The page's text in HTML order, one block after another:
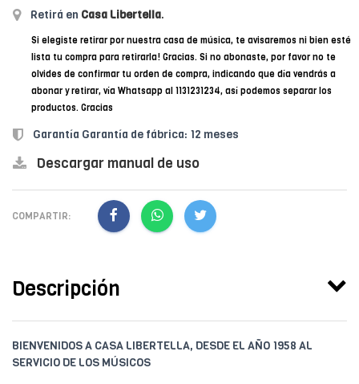
Retirá en Casa Libertella.
Si elegiste retirar por nuestra casa de música, te avisaremos ni bien esté
lista tu compra para retirarla! Gracias. Si no abonaste, por favor no te
olvides de confirmar tu orden de compra, indicando que día vendrás a
abonar y retirar, vía Whatsapp al 1131231234, así podemos separar los
productos. Gracias
Garantía Garantía de fábrica: 12 meses
Descargar manual de uso
COMPARTIR:
Descripción
BIENVENIDOS A CASA LIBERTELLA, DESDE EL AÑO 1958 AL
SERVICIO DE LOS MÚSICOS